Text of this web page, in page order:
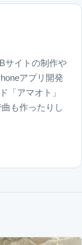
サイトの制作や
アプリ開発
「アマオト」
曲も作ったりし